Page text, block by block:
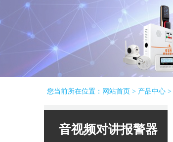
您当前所在位置： 网站首页 > 产品中心 >
音视频对讲报警器